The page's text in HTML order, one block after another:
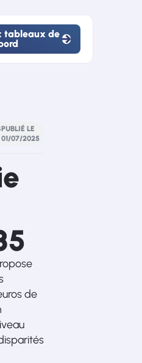
Accès
aux
tableaux
tableaux de
PUBLIÉ LE
01/07/2025
de